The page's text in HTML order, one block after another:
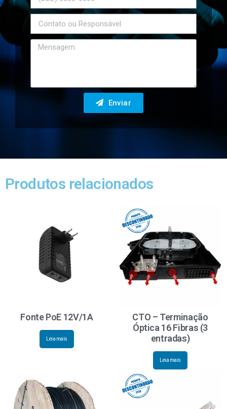
Enviar
Produtos relacionados
Fonte PoE 12V/1A
Leia mais
CTO – Terminação
Óptica 16 Fibras (3
entradas)
Leia mais